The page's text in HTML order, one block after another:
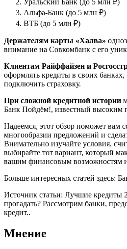
Уральский Банк (до 5 млн ₽)
Альфа-Банк (до 5 млн ₽)
ВТБ (до 5 млн ₽)
Держателям карты «Халва»
внимание на Совкомбанк с его
Клиентам Райффайзен и
оформлять кредиты в своих
подключить страховку.
При сложной кредитной истории
Банк Пойдём!, известный высоким
Надеемся, этот обзор поможет вам
многообразии предложений и
Внимательно изучайте условия,
выбирайте тот вариант, который
вашим финансовым возможностям
Больше интересных статей здесь:
Источник статьи: Лучшие кредиты
прогадать? Рассмотрим банки,
кредит..
Мнение